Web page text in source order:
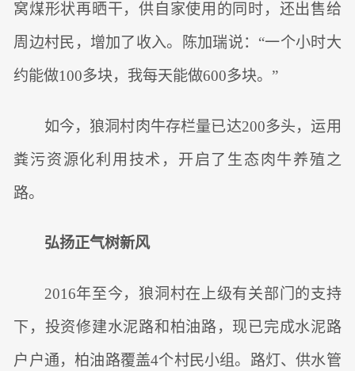
窝煤形状再晒干，供自家使用的同时，还出售给
周边村民，增加了收入。陈加瑞说：“一个小时大
约能做100多块，我每天能做600多块。”
如今，狼洞村肉牛存栏量已达200多头，运用
粪污资源化利用技术，开启了生态肉牛养殖之
路。
弘扬正气树新风
2016年至今，狼洞村在上级有关部门的支持
下，投资修建水泥路和柏油路，现已完成水泥路
户户通，柏油路覆盖4个村民小组。路灯、供水管